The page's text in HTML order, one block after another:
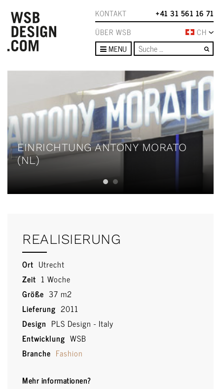
KONTAKT
+41 31 561 16 71
ÜBER WSB
CH
MENU
EINRICHTUNG ANTONY MORATO
(NL)
REALISIERUNG
Ort Utrecht
Zeit 1 Woche
Größe 37 m2
Lieferung 2011
Design PLS Design - Italy
Entwicklung WSB
Branche Fashion
Mehr informationen?